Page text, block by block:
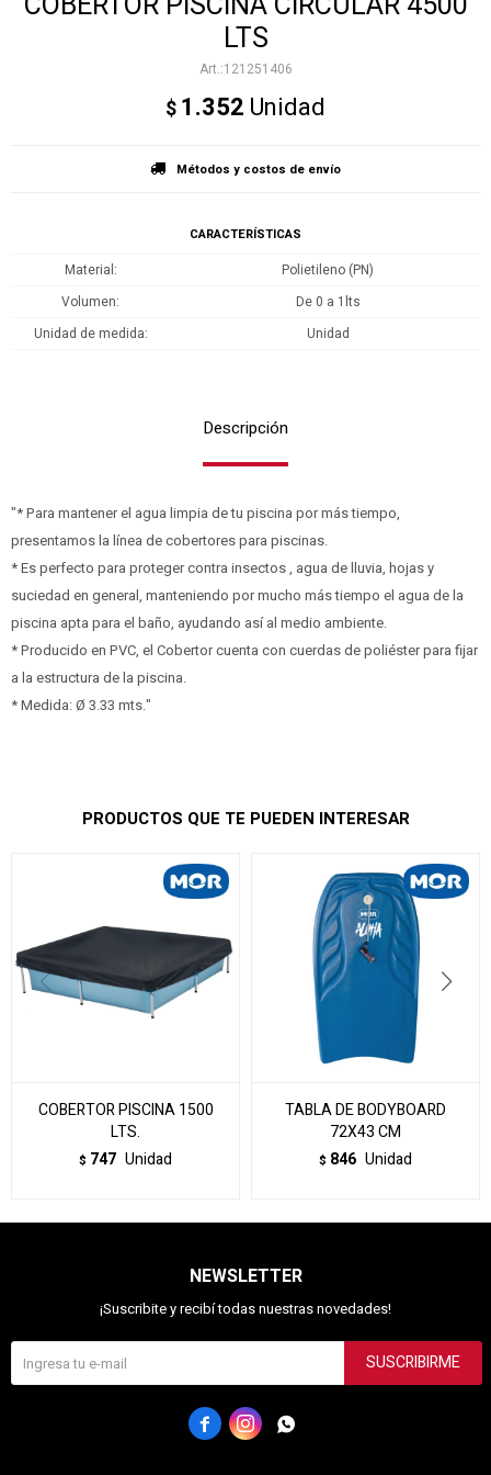
LTS
121251406
$ 1.352 Unidad
Métodos y costos de envío
CARACTERÍSTICAS
Material
Polietileno (PN)
Volumen
De 0 a 1lts
Unidad de medida
Unidad
Descripción
"* Para mantener el agua limpia de tu piscina por más tiempo,
presentamos la línea de cobertores para piscinas.
* Es perfecto para proteger contra insectos , agua de lluvia, hojas y
suciedad en general, manteniendo por mucho más tiempo el agua de la
piscina apta para el baño, ayudando así al medio ambiente.
* Producido en PVC, el Cobertor cuenta con cuerdas de poliéster para fijar
a la estructura de la piscina.
* Medida: Ø 3.33 mts."
PRODUCTOS QUE TE PUEDEN INTERESAR
COBERTOR PISCINA 1500
LTS.
$ 747 Unidad
TABLA DE BODYBOARD
72X43 CM
$ 846 Unidad
NEWSLETTER
¡Suscribite y recibí todas nuestras novedades!
SUSCRIBIRME
  